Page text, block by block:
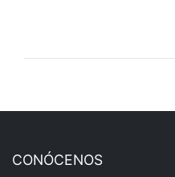
CONÓCENOS